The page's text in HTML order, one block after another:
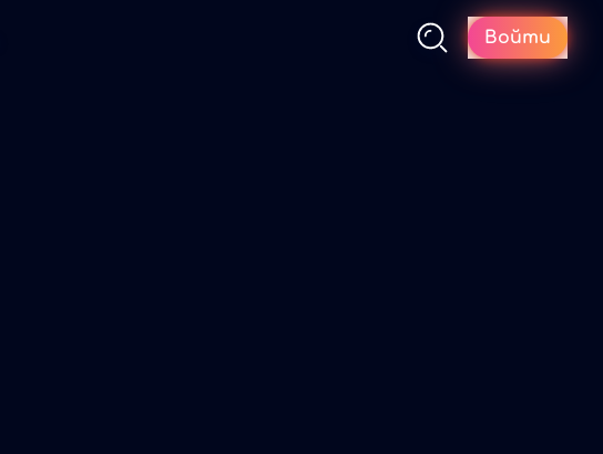
Войти